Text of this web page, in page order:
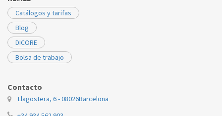
Catálogos y tarifas
Blog
DICORE
Bolsa de trabajo
Contacto
Llagostera, 6 - 08026Barcelona